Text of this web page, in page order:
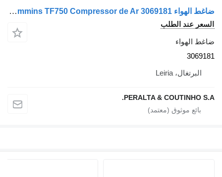
ضاغط الهواء Cummins TF750 Compressor de Ar 3069181 لـ الشاحنات Cummins
السعر عند الطلب
ضاغط الهواء
3069181
البرتغال، Leiria
PERALTA & COUTINHO S.A.